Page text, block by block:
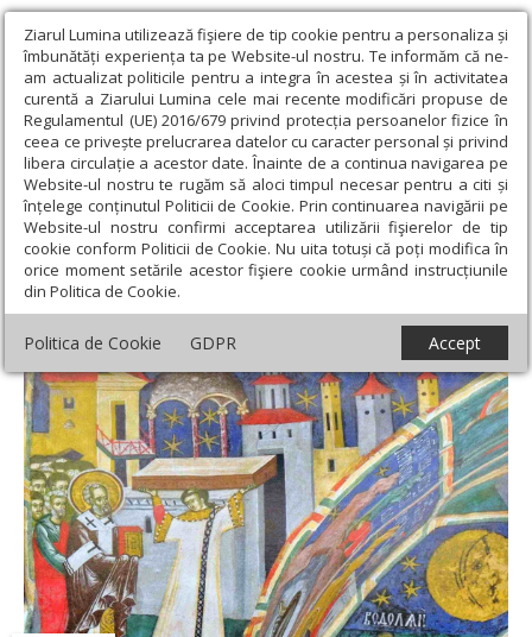
Ziarul Lumina utilizează fişiere de tip cookie pentru a personaliza și
îmbunătăți experiența ta pe Website-ul nostru. Te informăm că ne-
am actualizat politicile pentru a integra în acestea și în activitatea
curentă a Ziarului Lumina cele mai recente modificări propuse de
Regulamentul (UE) 2016/679 privind protecția persoanelor fizice în
ceea ce privește prelucrarea datelor cu caracter personal și privind
libera circulație a acestor date. Înainte de a continua navigarea pe
Website-ul nostru te rugăm să aloci timpul necesar pentru a citi și
înțelege conținutul Politicii de Cookie. Prin continuarea navigării pe
Website-ul nostru confirmi acceptarea utilizării fişierelor de tip
cookie conform Politicii de Cookie. Nu uita totuși că poți modifica în
orice moment setările acestor fişiere cookie urmând instrucțiunile
din Politica de Cookie.
Politica de Cookie GDPR Accept
Ziarul Lumina › Teologie și spiritualitate › Sinaxar › Aducerea
moaştelor Sf. Sfinţit Mc. Ignatie Teoforul; Sf. Mc. Filotei
Aducerea moaştelor Sf. Sfinţit Mc. Ignatie
Teoforul; Sf. Mc. Filotei